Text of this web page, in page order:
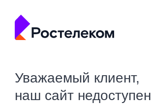
Уважаемый клиент,
наш сайт недоступен